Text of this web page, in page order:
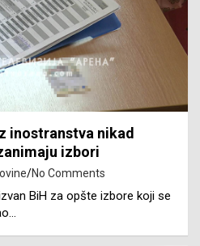
inostranstva nikad
izbori
No Comments
BiH za opšte izbore koji se